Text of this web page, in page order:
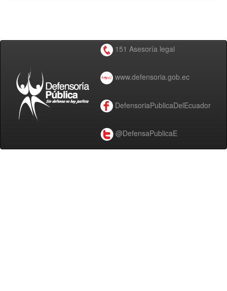
151 Asesoría legal
www.defensoria.gob.ec
DefensoriaPublicaDelEcuador
@DefensaPublicaE